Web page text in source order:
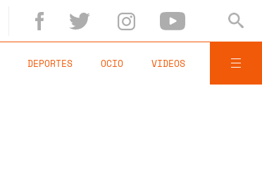
DEPORTES OCIO VIDEOS